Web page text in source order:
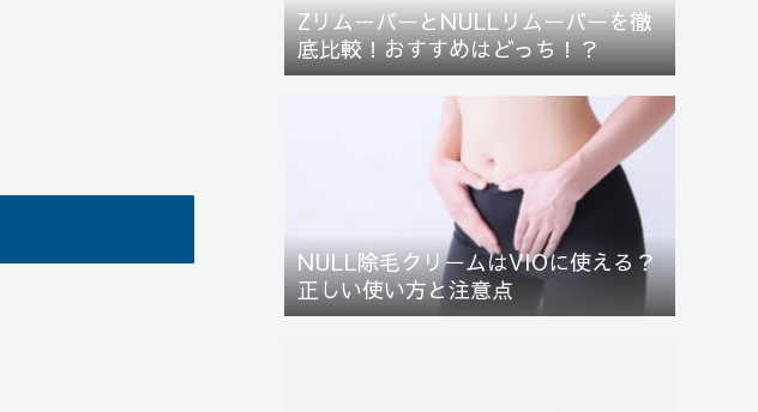
ZリムーバーとNULLリムーバーを徹
底比較！おすすめはどっち！？
NULL除毛クリームはVIOに使える？
正しい使い方と注意点